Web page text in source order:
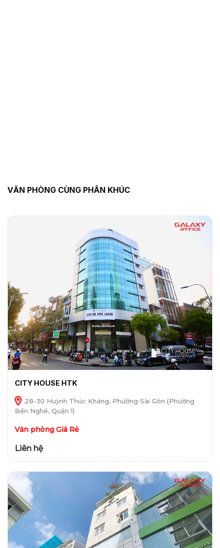
VĂN PHÒNG CÙNG PHÂN KHÚC
CITY HOUSE HTK
28-30 Huỳnh Thúc Kháng, Phường Sài Gòn (Phường
Bến Nghé, Quận 1)
Văn phòng Giá Rẻ
Liên hệ